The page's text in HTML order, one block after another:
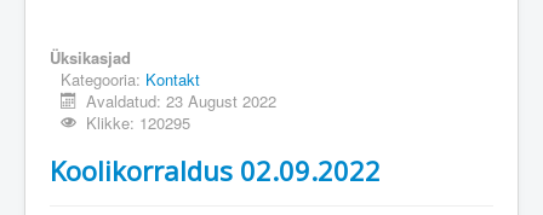
Üksikasjad
Kategooria: Kontakt
Avaldatud: 23 August 2022
Klikke: 120295
Koolikorraldus 02.09.2022